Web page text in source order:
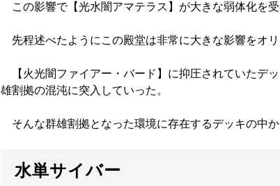
この影響で【光水闇アマテラス】が大きな弱体化を受
先程述べたようにこの殿堂は非常に大きな影響をオリ
【火光闇ファイアー・バード】に抑圧されていたデ
雄割拠の混沌に突入していった。
そんな群雄割拠となった環境に存在するデッキの中
水単サイバー